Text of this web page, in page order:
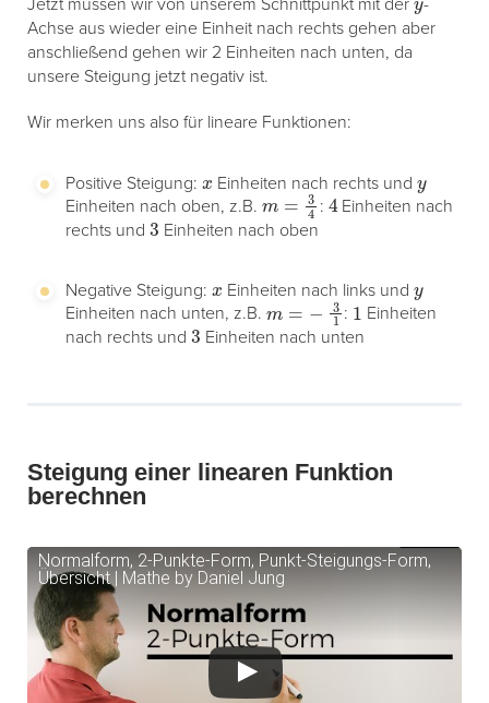
Jetzt müssen wir von unserem Schnittpunkt mit der
-
Achse aus wieder eine Einheit nach rechts gehen aber
anschließend gehen wir 2 Einheiten nach unten, da
unsere Steigung jetzt negativ ist.
Wir merken uns also für lineare Funktionen:
Positive Steigung: Einheiten nach rechts und
Einheiten nach oben, z.B. m= 34: 4Einheiten nach
rechts und 3 Einheiten nach oben
Negative Steigung: Einheiten nach links und
Einheiten nach unten, z.B. m=− 31: 1 Einheiten
nach rechts und 3 Einheiten nach unten
Steigung einer linearen Funktion
berechnen
Normalform, 2-Punkte-Form, Punkt-Steigungs-Form,
Übersicht | Mathe by Daniel Jung